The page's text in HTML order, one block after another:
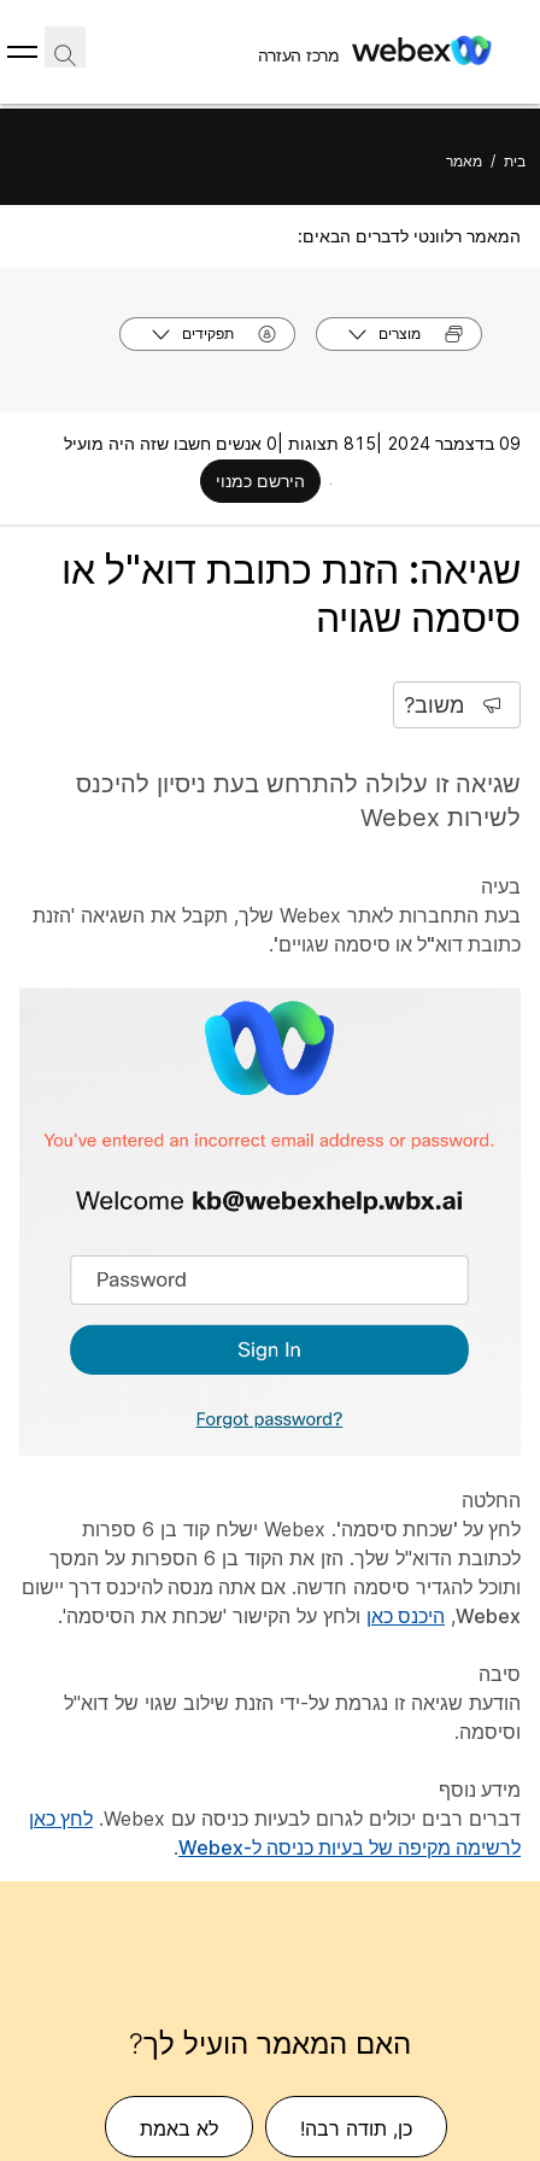
מרכז העזרה
בית / מאמר
המאמר רלוונטי לדברים הבאים:
מוצרים תפקידים
09 בדצמבר 2024 | 815 תצוגות |
0 אנשים חשבו שזה היה מועיל
הירשם כמנוי
שגיאה: הזנת כתובת דוא"ל או
סיסמה שגויה
משוב?
שגיאה זו עלולה להתרחש בעת ניסיון להיכנס
לשירות Webex
בעיה
בעת התחברות לאתר Webex שלך, תקבל את השגיאה '
הזנת
כתובת דוא"ל או סיסמה שגויים'.
החלטה
לחץ על 'שכחת סיסמה'
. Webex ישלח קוד בן 6 ספרות
לכתובת הדוא"ל שלך. הזן את הקוד בן 6 הספרות על המסך
ותוכל להגדיר סיסמה חדשה. אם אתה מנסה להיכנס דרך יישום
Webex
, היכנס כאן ולחץ על הקישור 'שכחת את הסיסמה'.
סיבה
הודעת שגיאה זו נגרמת על-ידי הזנת שילוב שגוי של דוא"ל
וסיסמה.
מידע נוסף
דברים רבים יכולים לגרום לבעיות כניסה עם Webex.
לחץ כאן
לרשימה מקיפה של בעיות כניסה ל-Webex
.
האם המאמר הועיל לך?
כן, תודה רבה! לא באמת